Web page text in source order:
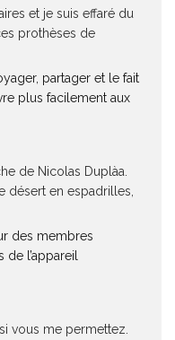
et je suis effaré du
prothèses de
partager et le fait
plus facilement aux
de Nicolas Duplàa.
désert en espadrilles,
des membres
l’appareil
vous me permettez.